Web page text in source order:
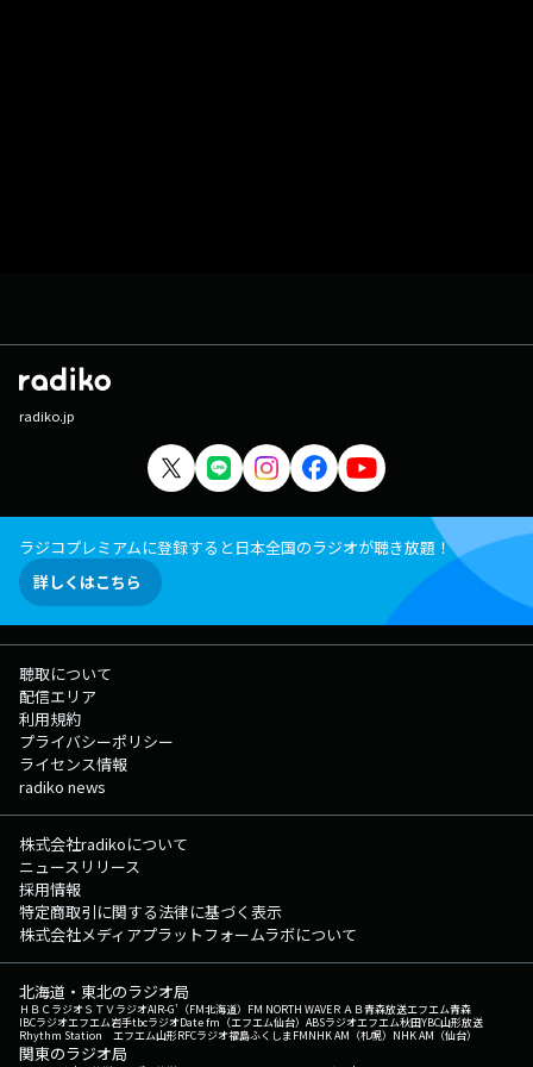
radiko.jp
ラジコプレミアムに登録すると日本全国のラジオが聴き放題！
詳しくはこちら
聴取について
配信エリア
利用規約
プライバシーポリシー
ライセンス情報
radiko news
株式会社radikoについて
ニュースリリース
採用情報
特定商取引に関する法律に基づく表示
株式会社メディアプラットフォームラボについて
北海道・東北のラジオ局
ＨＢＣラジオＳＴＶラジオAIR-G'（FM北海道） FM NORTH WAVEＲＡＢ青森放送エフエム青森
IBCラジオエフエム岩手tbcラジオDate fm（エフエム仙台） ABSラジオエフエム秋田YBC山形放送
Rhythm Station エフエム山形RFCラジオ福島ふくしまFMNHK AM（札幌） NHK AM（仙台）
関東のラジオ局